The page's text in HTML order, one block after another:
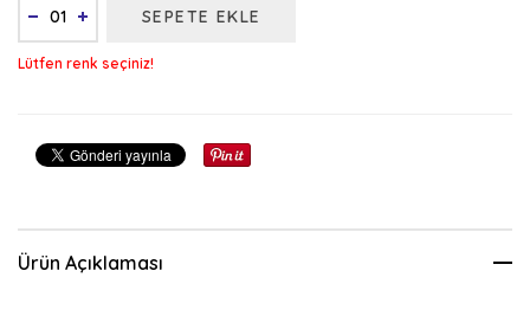
SEPETE EKLE
Lütfen renk seçiniz!
Ürün Açıklaması